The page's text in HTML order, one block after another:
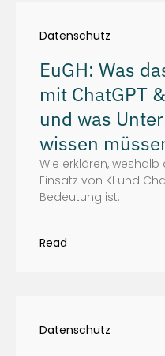
Datenschutz
EuGH: Was
mit ChatGPT
und was
wissen
Wie erklären, weshalb
Einsatz von KI und
Bedeutung ist.
Read
Datenschutz